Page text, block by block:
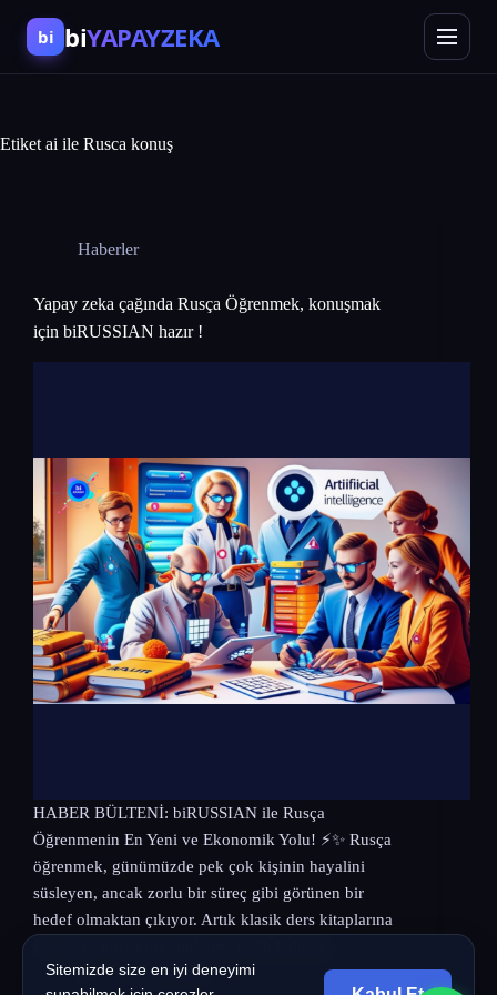
bi biYAPAYZEKA
Etiket ai ile Rusca konuş
Haberler
Yapay zeka çağında Rusça Öğrenmek, konuşmak
için biRUSSIAN hazır !
HABER BÜLTENİ: biRUSSIAN ile Rusça
Öğrenmenin En Yeni ve Ekonomik Yolu! ⚡️✨ Rusça
öğrenmek, günümüzde pek çok kişinin hayalini
süsleyen, ancak zorlu bir süreç gibi görünen bir
hedef olmaktan çıkıyor. Artık klasik ders kitaplarına
bi 7 Nisan 2025
Sitemizde size en iyi deneyimi